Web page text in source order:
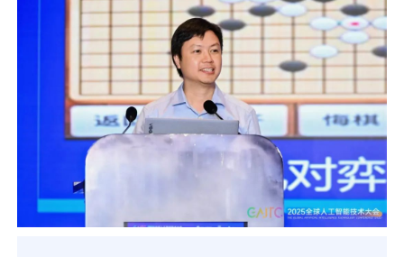
消息推送
用户运营
AI应用工坊
海外推送
互联网增长
品牌营销
文档中心
合规指南
我的开发者中心
了解我们
公司简介